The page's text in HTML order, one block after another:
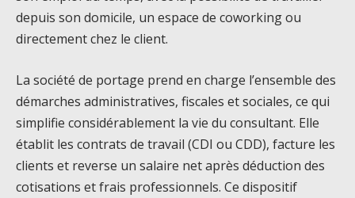
depuis son domicile, un espace de coworking ou
directement chez le client.
La société de portage prend en charge l’ensemble des
démarches administratives, fiscales et sociales, ce qui
simplifie considérablement la vie du consultant. Elle
établit les contrats de travail (CDI ou CDD), facture les
clients et reverse un salaire net après déduction des
cotisations et frais professionnels. Ce dispositif